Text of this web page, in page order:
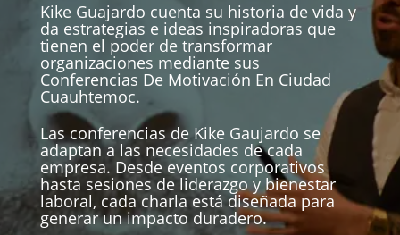
Kike Guajardo cuenta su historia de vida y
da estrategias e ideas inspiradoras que
tienen el poder de transformar
organizaciones mediante sus
Conferencias De Motivación En Ciudad
Cuauhtemoc.
Las conferencias de Kike Gaujardo se
adaptan a las necesidades de cada
empresa. Desde eventos corporativos
hasta sesiones de liderazgo y bienestar
laboral, cada charla está diseñada para
generar un impacto duradero.